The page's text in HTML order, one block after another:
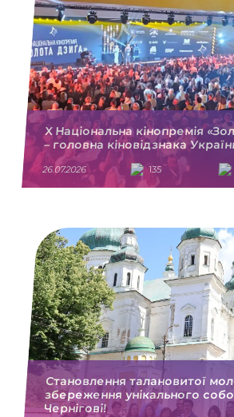
X Національна кінопремія
– головна кіновідзнака
26.07.2026 135
Становлення талановитої
збереження унікального
Чернігові!